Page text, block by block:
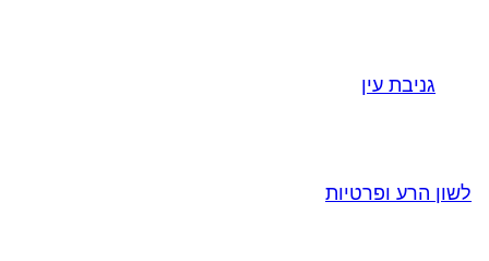
גניבת עין
לשון הרע ופרטיות